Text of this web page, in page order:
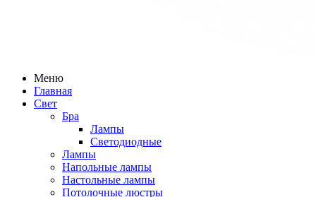
Меню
Главная
Свет
Бра
Лампы
Светодиодные
Лампы
Напольные лампы
Настольные лампы
Потолочные люстры